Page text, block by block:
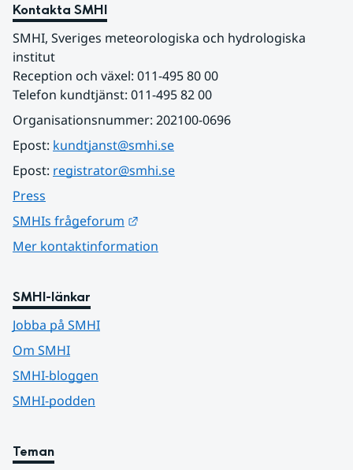
Kontakta SMHI
SMHI, Sveriges meteorologiska och hydrologiska
institut
Reception och växel: 011-495 80 00
Telefon kundtjänst: 011-495 82 00
Organisationsnummer: 202100-0696
Epost: kundtjanst@smhi.se
Epost: registrator@smhi.se
Press
SMHIs frågeforum
Mer kontaktinformation
SMHI-länkar
Jobba på SMHI
Om SMHI
SMHI-bloggen
SMHI-podden
Teman